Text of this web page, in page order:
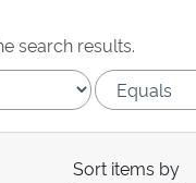
search results.
Sort items by